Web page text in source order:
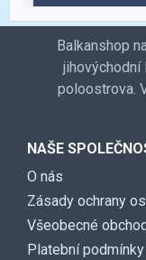
Balkanshop
jihovýchodní
poloostrova.
NAŠE
O nás
Zásady ochrany
Všeobecné
Platební